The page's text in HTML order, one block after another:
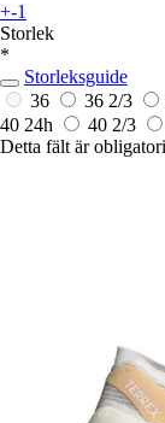
+-1
Storlek
*
Storleksguide
36
36 2/3
40 24h 40 2/3
Detta fält är